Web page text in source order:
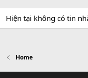
Hiện tại không có tin
Home